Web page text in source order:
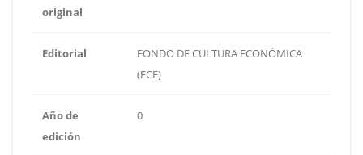
original
Editorial
FONDO DE CULTURA ECONÓMICA
(FCE)
Año de
edición
0